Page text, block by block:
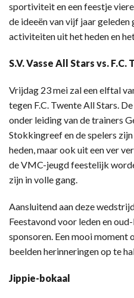
sportiviteit en een feestje
de ideeën van vijf jaar
activiteiten uit het heden en
S.V. Vasse All Stars vs.
Vrijdag 23 mei zal een elftal
tegen F.C. Twente All Stars.
onder leiding van de trainers
Stokkingreef en de spelers
heden, maar ook uit een ver
de VMC-jeugd feestelijk
zijn in volle gang.
Aansluitend aan deze
Feestavond voor leden en
sponsoren. Een mooi moment
beelden herinneringen op te
Jippie-bokaal